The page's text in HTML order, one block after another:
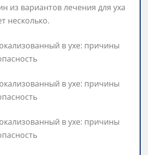
из вариантов лечения для уха
несколько.